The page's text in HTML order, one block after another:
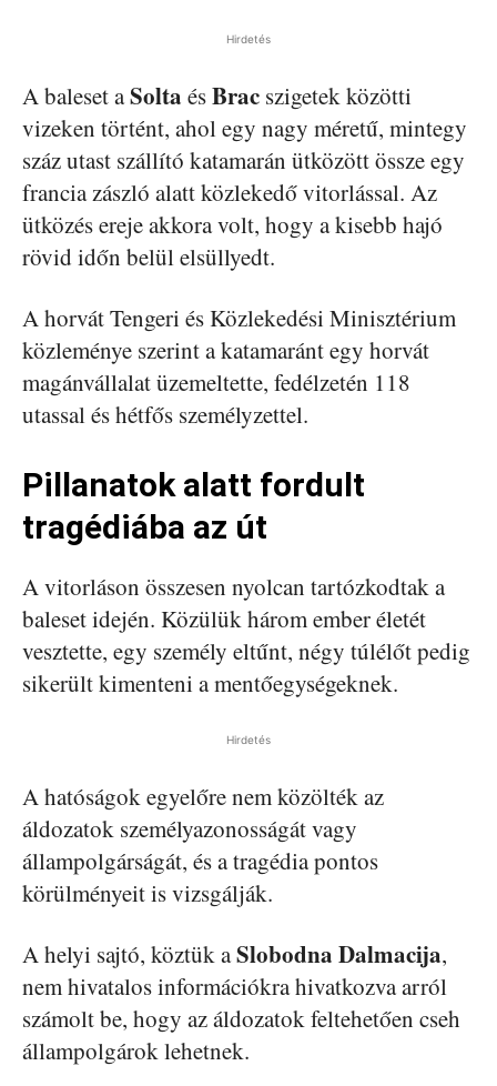
Hirdetés
A baleset aSolta ésBrac szigetek közötti
vizeken történt, ahol egy nagy méretű, mintegy
száz utast szállító katamarán ütközött össze egy
francia zászló alatt közlekedő vitorlással. Az
ütközés ereje akkora volt, hogy a kisebb hajó
rövid időn belül elsüllyedt.
A horvát Tengeri és Közlekedési Minisztérium
közleménye szerint a katamaránt egy horvát
magánvállalat üzemeltette, fedélzetén 118
utassal és hétfős személyzettel.
Pillanatok alatt fordult
tragédiába az út
A vitorláson összesen nyolcan tartózkodtak a
baleset idején. Közülük három ember életét
vesztette, egy személy eltűnt, négy túlélőt pedig
sikerült kimenteni a mentőegységeknek.
Hirdetés
A hatóságok egyelőre nem közölték az
áldozatok személyazonosságát vagy
állampolgárságát, és a tragédia pontos
körülményeit is vizsgálják.
A helyi sajtó, köztük aSlobodna Dalmacija,
nem hivatalos információkra hivatkozva arról
számolt be, hogy az áldozatok feltehetően cseh
állampolgárok lehetnek.